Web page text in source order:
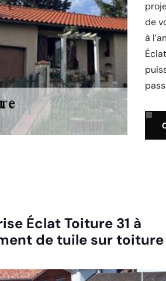
de
à
Éclat Toiture 31 à
de tuile sur toiture